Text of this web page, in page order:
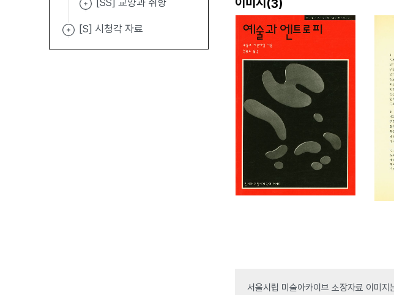
[SS] 교양과 취향
[S] 시청각 자료
3
서울시립 미술아카이브 소장자료 이미